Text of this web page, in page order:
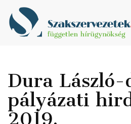
Dura László-
pályázati
2019.